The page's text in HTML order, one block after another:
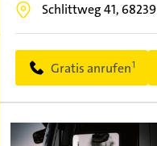
Schlittweg 41, 68239
Gratis anrufen